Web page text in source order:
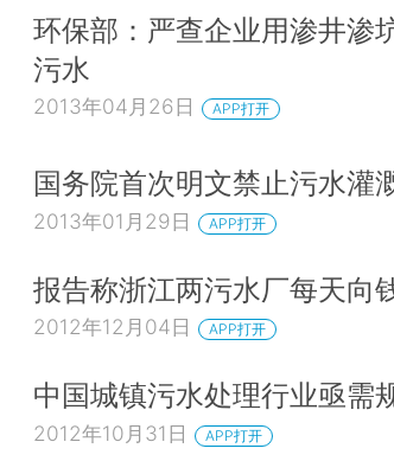
环保部：严查企业用渗井渗
污水
2013年04月26日 APP打开
国务院首次明文禁止污水灌
2013年01月29日 APP打开
报告称浙江两污水厂每天向
2012年12月04日 APP打开
中国城镇污水处理行业亟需
2012年10月31日 APP打开